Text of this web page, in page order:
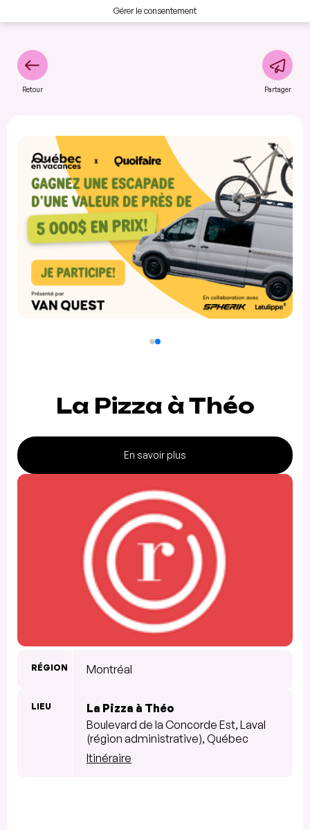
Gérer le consentement
Retour Partager
La Pizza à Théo
En savoir plus
RÉGION Montréal
LIEU
La Pizza à Théo
Boulevard de la Concorde Est, Laval
(région administrative), Québec
Itinéraire